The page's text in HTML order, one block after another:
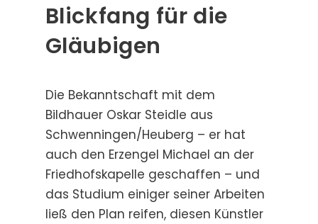
Blickfang für die
Gläubigen
Die Bekanntschaft mit dem
Bildhauer Oskar Steidle aus
Schwenningen/Heuberg – er hat
auch den Erzengel Michael an der
Friedhofskapelle geschaffen – und
das Studium einiger seiner Arbeiten
ließ den Plan reifen, diesen Künstler